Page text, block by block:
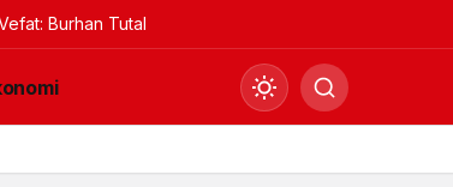
Burhan Tutal